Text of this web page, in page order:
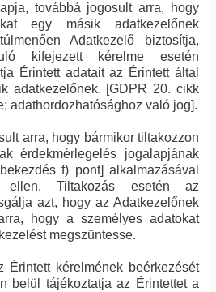
továbbá jogosult arra, hogy
egy másik adatkezelőnek
Adatkezelő biztosítja,
kifejezett kérelme esetén
Érintett adatait az Érintett által
adatkezelőnek. [GDPR 20. cikk
adathordozhatósághoz való jog].
arra, hogy bármikor tiltakozzon
érdekmérlegelés jogalapjának
f) pont] alkalmazásával
ellen. Tiltakozás esetén az
azt, hogy az Adatkezelőnek
hogy a személyes adatokat
megszüntesse.
Érintett kérelmének beérkezését
belül tájékoztatja az Érintettet a